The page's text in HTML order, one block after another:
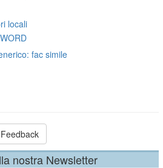
locali
fac simile
Feedback
nostra Newsletter